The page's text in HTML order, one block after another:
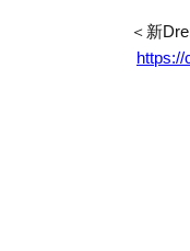
＜新
https://